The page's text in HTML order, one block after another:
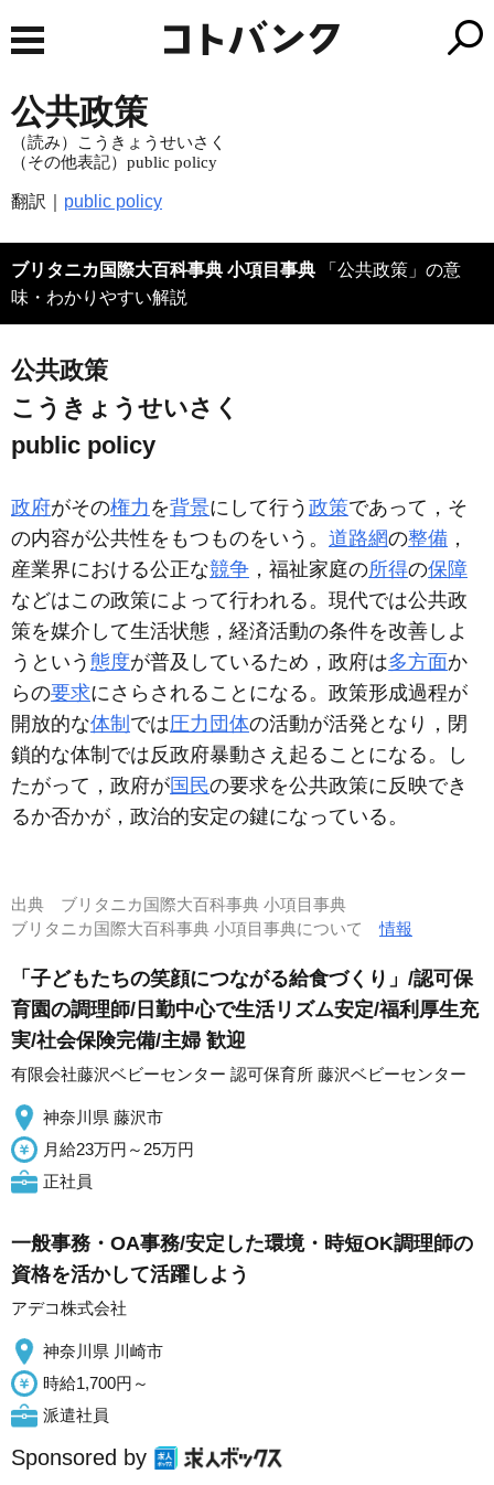
公共政策
（読み）こうきょうせいさく
（その他表記）public policy
翻訳｜ public policy
ブリタニカ国際大百科事典 小項目事典 「公共政策」の意
味・わかりやすい解説
公共政策
こうきょうせいさく
public policy
政府がその権力 を背景にして行う 政策であって，そ
の内容が公共性をもつものをいう。 道路網の整備 ，
産業界における公正な競争 ，福祉家庭の所得の保障
などはこの政策によって行われる。現代では公共政
策を媒介して生活状態，経済活動の条件を改善しよ
うという 態度が普及しているため，政府は多方面か
らの要求にさらされることになる。政策形成過程が
開放的な体制 では圧力団体の活動が活発となり，閉
鎖的な体制では反政府暴動さえ起ることになる。し
たがって，政府が国民の要求を公共政策に反映でき
るか否かが，政治的安定の鍵になっている。
出典 ブリタニカ国際大百科事典 小項目事典
ブリタニカ国際大百科事典 小項目事典について情報
「子どもたちの笑顔につながる給食づくり」/認可保
育園の調理師/日勤中心で生活リズム安定/福利厚生充
実/社会保険完備/主婦 歓迎
有限会社藤沢ベビーセンター 認可保育所 藤沢ベビーセンター
神奈川県 藤沢市
月給23万円～25万円
正社員
一般事務・OA事務/安定した環境・時短OK調理師の
資格を活かして活躍しよう
アデコ株式会社
神奈川県 川崎市
時給1,700円～
派遣社員
Sponsored by